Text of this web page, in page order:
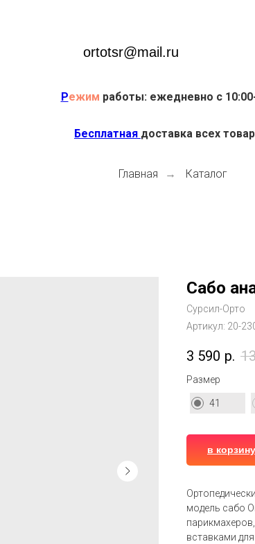
ortotsr@mail.ru
Режим работы: ежедневно с
Бесплатная доставка всех
Главная → Каталог
Сабо
Сурсил-Орто
Артикул: 20-
3 590 р.
Размер
41
в корзину
модель сабо
вставками